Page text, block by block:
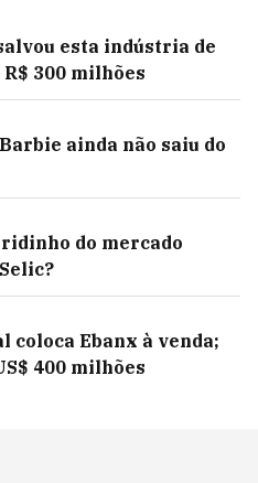
esta indústria de
300 milhões
ainda não saiu do
do mercado
coloca Ebanx à venda;
400 milhões